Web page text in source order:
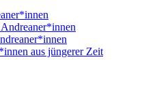
aus jüngerer Zeit